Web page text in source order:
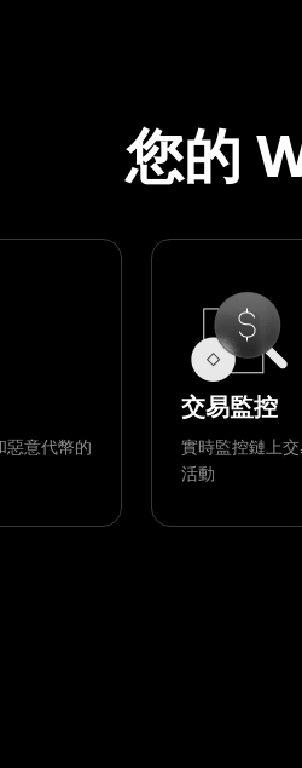
您的
惡意代幣的
交易監控
實時監控鏈上
活動